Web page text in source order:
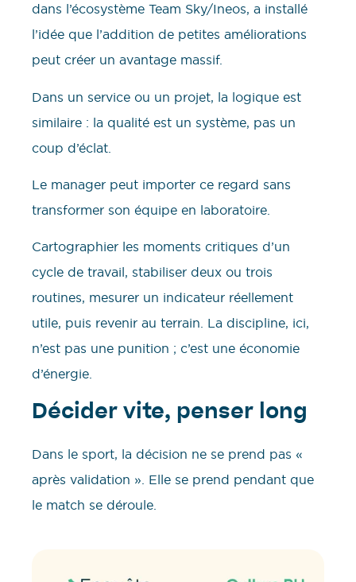
dans l’écosystème Team Sky/Ineos, a installé
l’idée que l’addition de petites améliorations
peut créer un avantage massif.
Dans un service ou un projet, la logique est
similaire : la qualité est un système, pas un
coup d’éclat.
Le manager peut importer ce regard sans
transformer son équipe en laboratoire.
Cartographier les moments critiques d’un
cycle de travail, stabiliser deux ou trois
routines, mesurer un indicateur réellement
utile, puis revenir au terrain. La discipline, ici,
n’est pas une punition ; c’est une économie
d’énergie.
Décider vite, penser long
Dans le sport, la décision ne se prend pas «
après validation ». Elle se prend pendant que
le match se déroule.